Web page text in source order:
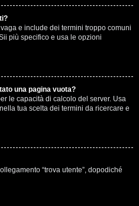
e include dei termini troppo comuni
più specifico e usa le opzioni
una pagina vuota?
le capacità di calcolo del server. Usa
tua scelta dei termini da ricercare e
“trova utente”, dopodiché